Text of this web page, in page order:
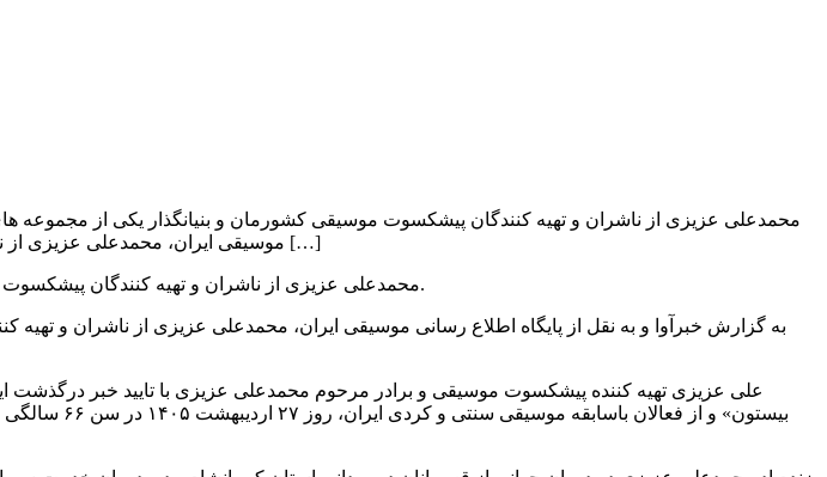
محمدعلی عزیزی از ناشران و تهیه کنندگان پیشکسوت موسیقی کشورمان و بنیانگذار یکی از مجموعه
موسیقی ایران، محمدعلی عزیزی از ناشران و تهیه کنندگان پیشکسوت موسیقی کشورمان و بنیانگذار شرکت «آواز بیستون» به عنوان یکی […]
محمدعلی عزیزی از ناشران و تهیه کنندگان پیشکسوت موسیقی کشورمان و بنیانگذار یکی از مجموعه های قدیمی تولید آثار موسیقایی دار فانی را وداع گفت.
به گزارش خبرآوا و به نقل از پایگاه اطلاع رسانی موسیقی ایران، محمدعلی عزیزی از ناشران و
علی عزیزی تهیه کننده پیشکسوت موسیقی و برادر مرحوم محمدعلی عزیزی با تایید خبر درگذشت
بیستون» و